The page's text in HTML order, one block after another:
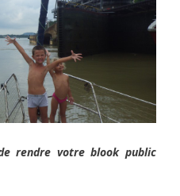
rendre votre blook public